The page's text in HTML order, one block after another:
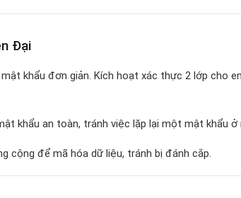
Đại
khẩu đơn giản. Kích hoạt xác thực 2 lớp cho
khẩu an toàn, tránh việc lặp lại một mật khẩu ở
cộng để mã hóa dữ liệu, tránh bị đánh cắp.